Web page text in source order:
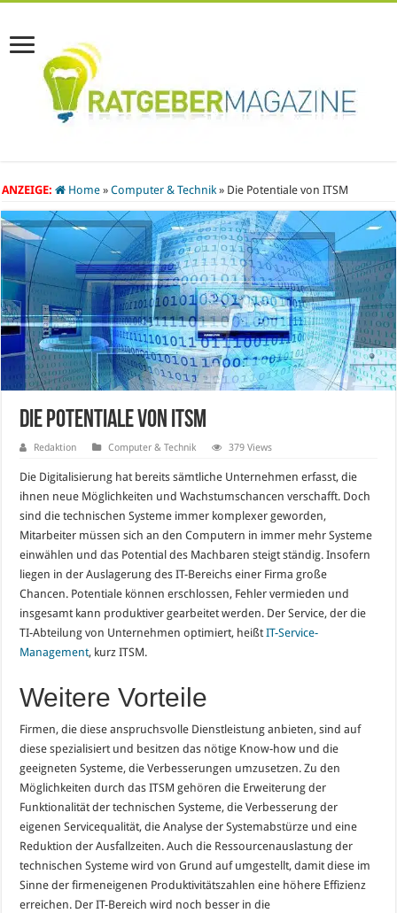
ANZEIGE: Home » Computer & Technik » Die Potentiale von ITSM
Die Potentiale von ITSM
Redaktion Computer & Technik 379 Views
Die Digitalisierung hat bereits sämtliche Unternehmen erfasst, die
ihnen neue Möglichkeiten und Wachstumschancen verschafft. Doch
sind die technischen Systeme immer komplexer geworden,
Mitarbeiter müssen sich an den Computern in immer mehr Systeme
einwählen und das Potential des Machbaren steigt ständig. Insofern
liegen in der Auslagerung des IT-Bereichs einer Firma große
Chancen. Potentiale können erschlossen, Fehler vermieden und
insgesamt kann produktiver gearbeitet werden. Der Service, der die
TI-Abteilung von Unternehmen optimiert, heißtIT-Service-
Management, kurz ITSM.
Weitere Vorteile
Firmen, die diese anspruchsvolle Dienstleistung anbieten, sind auf
diese spezialisiert und besitzen das nötige Know-how und die
geeigneten Systeme, die Verbesserungen umzusetzen. Zu den
Möglichkeiten durch das ITSM gehören die Erweiterung der
Funktionalität der technischen Systeme, die Verbesserung der
eigenen Servicequalität, die Analyse der Systemabstürze und eine
Reduktion der Ausfallzeiten. Auch die Ressourcenauslastung der
technischen Systeme wird von Grund auf umgestellt, damit diese im
Sinne der firmeneigenen Produktivitätszahlen eine höhere Effizienz
erreichen. Der IT-Bereich wird noch besser in die